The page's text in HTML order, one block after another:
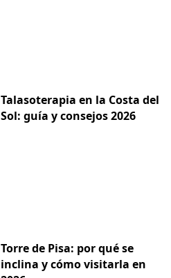
Talasoterapia en la Costa del
Sol: guía y consejos 2026
Torre de Pisa: por qué se
inclina y cómo visitarla en